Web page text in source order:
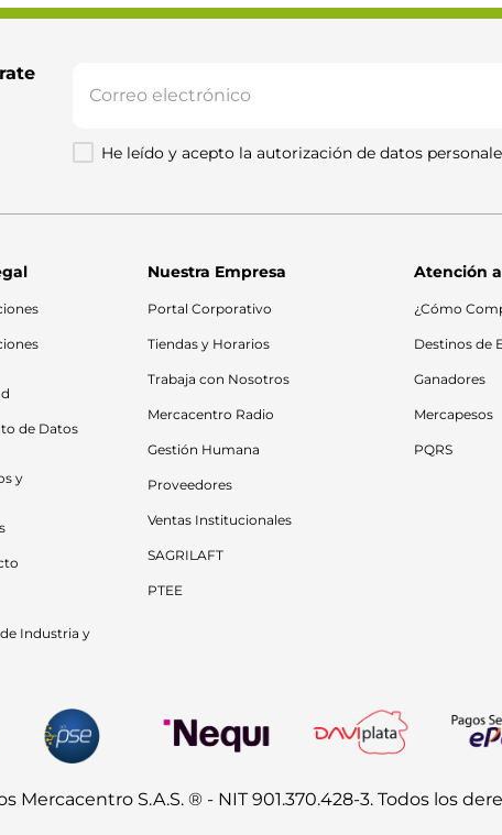
He leído y acepto la autorización de datos
de Datos
y
Industria y
Nuestra Empresa
Portal Corporativo
Tiendas y Horarios
Trabaja con Nosotros
Mercacentro Radio
Gestión Humana
Proveedores
Ventas Institucionales
SAGRILAFT
PTEE
Atención
¿Cómo
Destinos de
Ganadores
Mercapesos
PQRS
Mercacentro S.A.S. ® - NIT 901.370.428-3. Todos los